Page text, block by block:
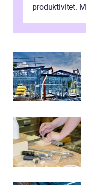
produktivitet.